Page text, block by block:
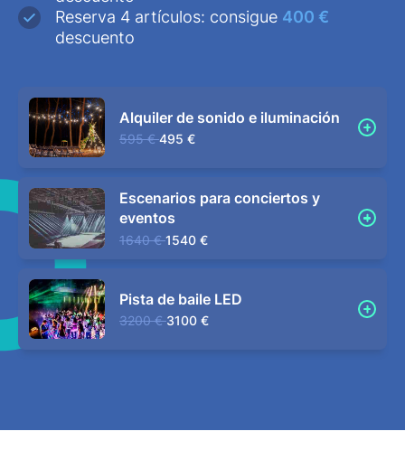
Reserva 4 artículos: consigue 400 €
descuento
Alquiler de sonido e iluminación
595 € 495 €
Escenarios para conciertos y
eventos
1640 € 1540 €
Pista de baile LED
3200 € 3100 €